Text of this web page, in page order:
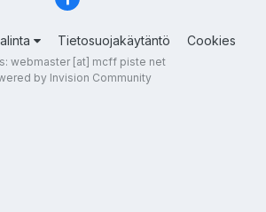
Tietosuojakäytäntö Cookies
webmaster [at] mcff piste net
by Invision Community